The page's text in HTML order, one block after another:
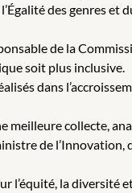
des genres et
de la
soit plus inclusive.
dans
meilleure collecte,
de l’Innovation,
l’équité, la diversité